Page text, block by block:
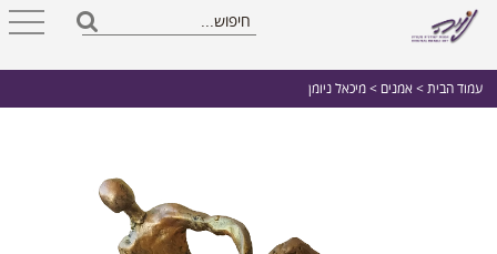
עמוד הבית > אמנים > מיכאל ניומן